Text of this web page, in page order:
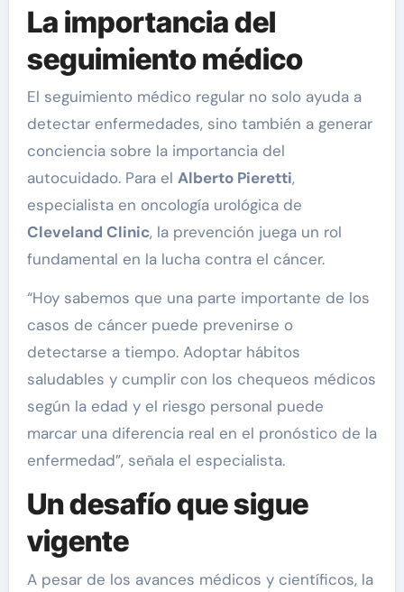
La importancia del
seguimiento médico
El seguimiento médico regular no solo ayuda a
detectar enfermedades, sino también a generar
conciencia sobre la importancia del
autocuidado. Para el Alberto Pieretti,
especialista en oncología urológica de
Cleveland Clinic, la prevención juega un rol
fundamental en la lucha contra el cáncer.
“Hoy sabemos que una parte importante de los
casos de cáncer puede prevenirse o
detectarse a tiempo. Adoptar hábitos
saludables y cumplir con los chequeos médicos
según la edad y el riesgo personal puede
marcar una diferencia real en el pronóstico de la
enfermedad”, señala el especialista.
Un desafío que sigue
vigente
A pesar de los avances médicos y científicos, la